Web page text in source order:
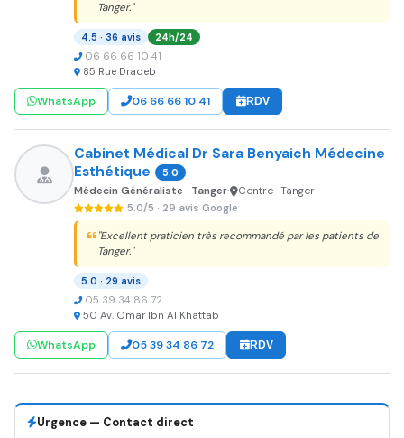
Tanger."
4.5 · 36 avis 24h/24
06 66 66 10 41
85 Rue Dradeb
WhatsApp 06 66 66 10 41 RDV
Cabinet Médical Dr Sara Benyaich Médecine
Esthétique
5.0
Médecin Généraliste · Tanger•
Centre · Tanger
5.0/5 · 29 avis Google
"Excellent praticien très recommandé par les patients de
Tanger."
5.0 · 29 avis
05 39 34 86 72
50 Av. Omar Ibn Al Khattab
WhatsApp 05 39 34 86 72 RDV
Urgence — Contact direct